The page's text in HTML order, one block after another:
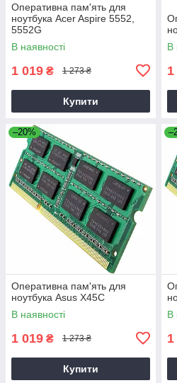
Оперативна пам'ять для
ноутбука Acer Aspire 5552,
5552G
В наявності
1 019 ₴ 1 273 ₴
Купити
В
–20%
Оперативна пам'ять для
ноутбука Asus X45C
В наявності
1 019 ₴ 1 273 ₴
Купити
В